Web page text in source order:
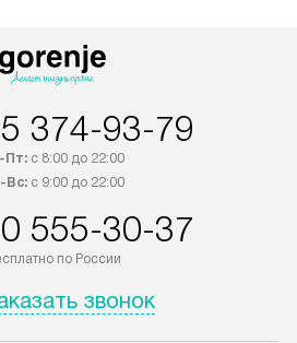
374-93-79
Пт:с 8:00 до 22:00
Вс:с 9:00 до 22:00
555-30-37
по России
звонок